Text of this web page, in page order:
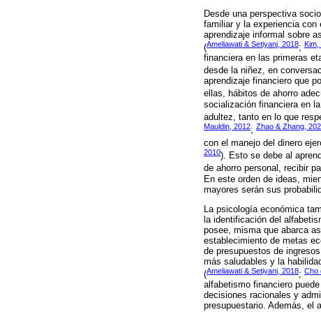
Desde una perspectiva
familiar y la experiencia con
aprendizaje informal sobre
(Ameliawati & Setiyani, 2018; Kim,
financiera en las primeras
desde la niñez, en
aprendizaje financiero que
ellas, hábitos de ahorro
socialización financiera en
adultez, tanto en lo que
Mauldin, 2012; Zhao & Zhang,
con el manejo del dinero
2010). Esto se debe al
de ahorro personal, recibir
En este orden de ideas,
mayores serán sus
La psicología económica
la identificación del
posee, misma que abarca
establecimiento de metas
de presupuestos de
más saludables y la
(Ameliawati & Setiyani, 2018; Cho
alfabetismo financiero
decisiones racionales y
presupuestario. Además, el